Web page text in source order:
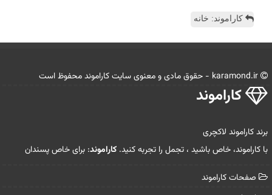
کاراموند: خانه
كاراموند
برند کاراموند لاکچری
با کاراموند، خاص باشید ، تجمل را تجربه کنید. کاراموند: برای خاص پسندان
صفحات كاراموند